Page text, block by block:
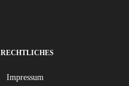
RECHTLICHES
Impressum